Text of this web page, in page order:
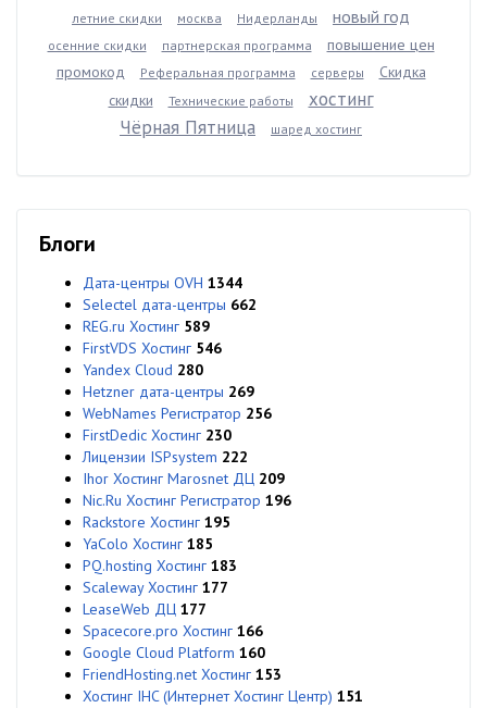
летние скидки
москва Нидерланды новый год
осенние скидки партнерская программа
повышение цен
промокод
Реферальная программа серверы
Скидка
скидки
Технические работы
хостинг
Чёрная Пятница
шаред хостинг
Блоги
Дата-центры OVH 1344
Selectel дата-центры 662
REG.ru Хостинг 589
FirstVDS Хостинг 546
Yandex Cloud 280
Hetzner дата-центры 269
WebNames Регистратор 256
FirstDedic Хостинг 230
Лицензии ISPsystem 222
Ihor Хостинг Marosnet ДЦ 209
Nic.Ru Хостинг Регистратор 196
Rackstore Хостинг 195
YaColo Хостинг 185
PQ.hosting Хостинг 183
Scaleway Хостинг 177
LeaseWeb ДЦ 177
Spacecore.pro Хостинг 166
Google Cloud Platform 160
FriendHosting.net Хостинг 153
Хостинг IHC (Интернет Хостинг Центр) 151